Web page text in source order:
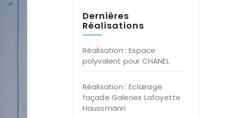
Dernières
Réalisations
Réalisation : Espace
polyvalent pour CHANEL
Réalisation : Eclairage
façade Galeries Lafayette
Haussmann